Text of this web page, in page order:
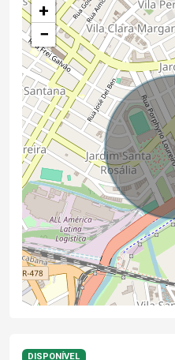
+
−
DISPONÍVEL